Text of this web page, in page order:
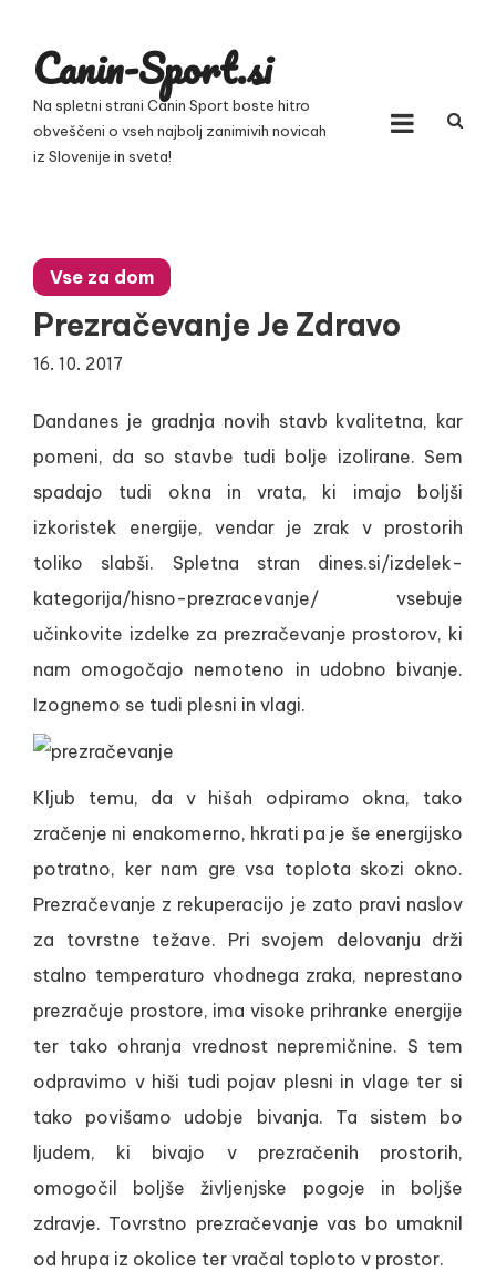
contentCanin-Sport.si
Na spletni strani Canin Sport boste hitro
obveščeni o vseh najbolj zanimivih novicah
iz Slovenije in sveta!
Vse za dom
Prezračevanje Je Zdravo
16. 10. 2017
Dandanes je gradnja novih stavb kvalitetna, kar
pomeni, da so stavbe tudi bolje izolirane. Sem
spadajo tudi okna in vrata, ki imajo boljši
izkoristek energije, vendar je zrak v prostorih
toliko slabši. Spletna stran dines.si/izdelek-
kategorija/hisno-prezracevanje/ vsebuje
učinkovite izdelke za prezračevanje prostorov, ki
nam omogočajo nemoteno in udobno bivanje.
Izognemo se tudi plesni in vlagi.
Kljub temu, da v hišah odpiramo okna, tako
zračenje ni enakomerno, hkrati pa je še energijsko
potratno, ker nam gre vsa toplota skozi okno.
Prezračevanje z rekuperacijo je zato pravi naslov
za tovrstne težave. Pri svojem delovanju drži
stalno temperaturo vhodnega zraka, neprestano
prezračuje prostore, ima visoke prihranke energije
ter tako ohranja vrednost nepremičnine. S tem
odpravimo v hiši tudi pojav plesni in vlage ter si
tako povišamo udobje bivanja. Ta sistem bo
ljudem, ki bivajo v prezračenih prostorih,
omogočil boljše življenjske pogoje in boljše
zdravje. Tovrstno prezračevanje vas bo umaknil
od hrupa iz okolice ter vračal toploto v prostor.